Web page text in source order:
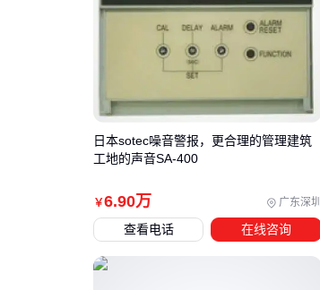
￥6.90万 广东深圳
日本sotec噪音警报，更合理的管理建筑
工地的声音SA-400
查看电话 在线咨询